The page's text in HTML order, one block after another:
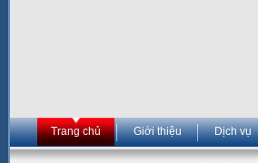
Trang chủ Giới thiệu Dịch vụ